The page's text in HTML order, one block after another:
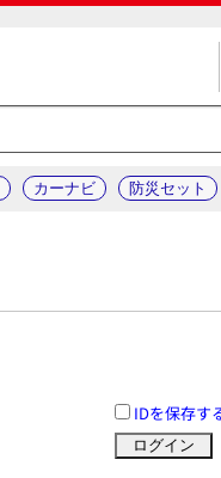
カーナビ 防災セット
IDを保存す